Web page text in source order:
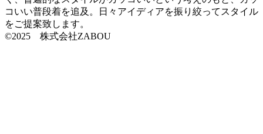
コいい普段着を追及。日々アイディアを振り絞ってスタイル
をご提案致します。
©2025 株式会社ZABOU